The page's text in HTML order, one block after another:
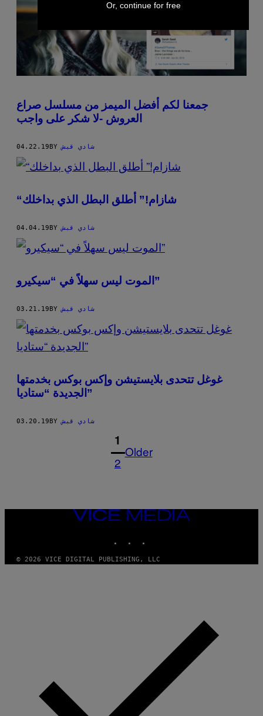
جمعنا لكم أفضل الميمز من مسلسل صراع
العروش -لا شكر على واجب
04.22.19 BYشادي قبش
“شازام!” أطلق البطل الذي بداخلك
04.04.19 BYشادي قبش
الموت ليس سهلاً في “سيكيرو”
03.21.19 BYشادي قبش
غوغل تتحدى بلايستيشن وإكس بوكس بخدمتها
الجديدة “ستاديا”
03.20.19 BYشادي قبش
1
2
Older
VICE
© 2026 VICE DIGITAL PUBLISHING, LLC
Or, continue for free